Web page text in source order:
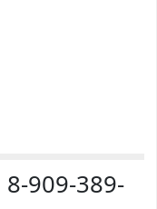
8-909-389-